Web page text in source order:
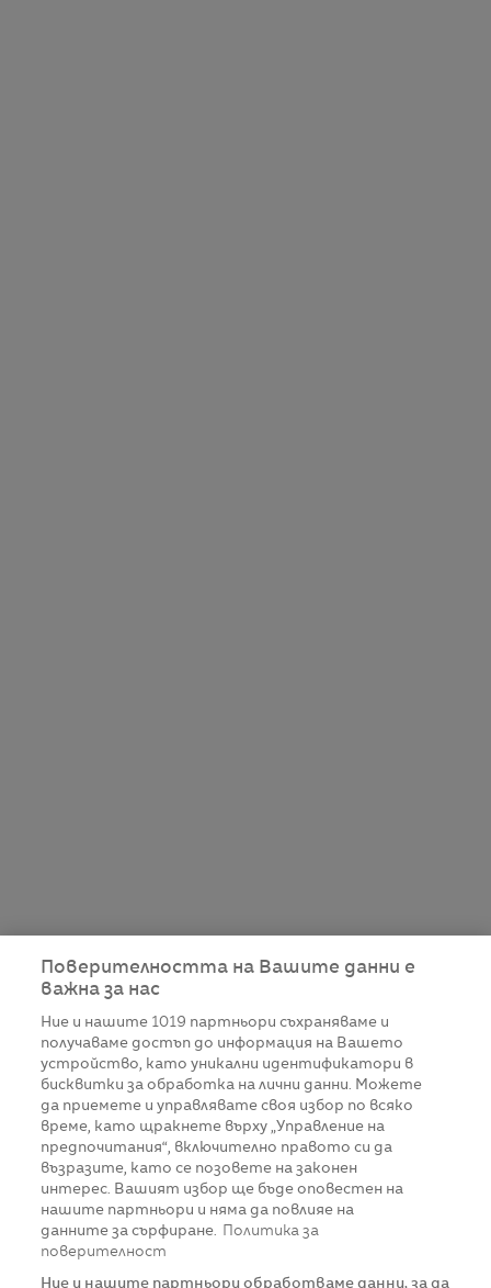
Поверителността на Вашите данни е
важна за нас
Ние и нашите 1019 партньори съхраняваме и
получаваме достъп до информация на Вашето
устройство, като уникални идентификатори в
бисквитки за обработка на лични данни. Можете
да приемете и управлявате своя избор по всяко
време, като щракнете върху „Управление на
предпочитания“, включително правото си да
възразите, като се позовете на законен
интерес. Вашият избор ще бъде оповестен на
нашите партньори и няма да повлияе на
данните за сърфиране.
Политика за
поверителност
Ние и нашите партньори обработваме данни, за да